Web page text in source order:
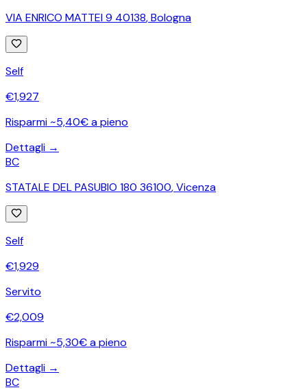
VIA ENRICO MATTEI 9 40138,Bologna
Self
€1,927
Risparmi ~5,40€ a pieno
Dettagli →
BC
STATALE DEL PASUBIO 180 36100,Vicenza
Self
€1,929
Servito
€2,009
Risparmi ~5,30€ a pieno
Dettagli →
BC